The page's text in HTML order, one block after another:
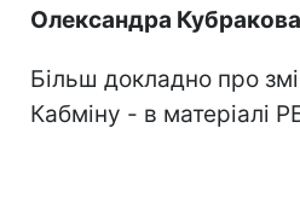
Олександра
Більш докладно про
Кабміну - в матеріалі